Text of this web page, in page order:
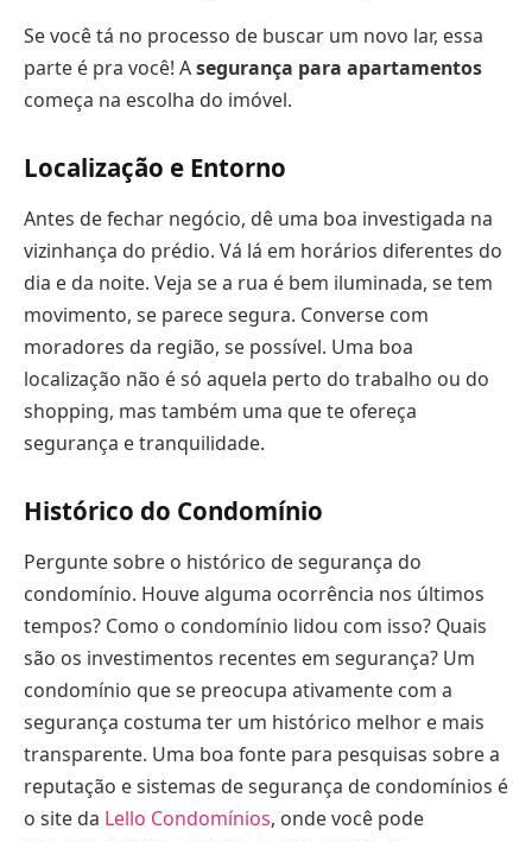
Se você tá no processo de buscar um novo lar, essa
parte é pra você! Asegurança para apartamentos
começa na escolha do imóvel.
Localização e Entorno
Antes de fechar negócio, dê uma boa investigada na
vizinhança do prédio. Vá lá em horários diferentes do
dia e da noite. Veja se a rua é bem iluminada, se tem
movimento, se parece segura. Converse com
moradores da região, se possível. Uma boa
localização não é só aquela perto do trabalho ou do
shopping, mas também uma que te ofereça
segurança e tranquilidade.
Histórico do Condomínio
Pergunte sobre o histórico de segurança do
condomínio. Houve alguma ocorrência nos últimos
tempos? Como o condomínio lidou com isso? Quais
são os investimentos recentes em segurança? Um
condomínio que se preocupa ativamente com a
segurança costuma ter um histórico melhor e mais
transparente. Uma boa fonte para pesquisas sobre a
reputação e sistemas de segurança de condomínios é
o site da Lello Condomínios, onde você pode